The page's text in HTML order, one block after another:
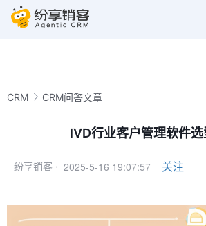
CRM CRM问答文章
IVD行业客户管理软件
纷享销客 · 2025-5-16 19:07:57 关注